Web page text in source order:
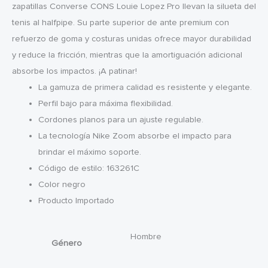
zapatillas Converse CONS Louie Lopez Pro llevan la silueta del
tenis al halfpipe. Su parte superior de ante premium con
refuerzo de goma y costuras unidas ofrece mayor durabilidad
y reduce la fricción, mientras que la amortiguación adicional
absorbe los impactos. ¡A patinar!
La gamuza de primera calidad es resistente y elegante.
Perfil bajo para máxima flexibilidad.
Cordones planos para un ajuste regulable.
La tecnología Nike Zoom absorbe el impacto para
brindar el máximo soporte.
Código de estilo: 163261C
Color negro
Producto Importado
Género
Hombre